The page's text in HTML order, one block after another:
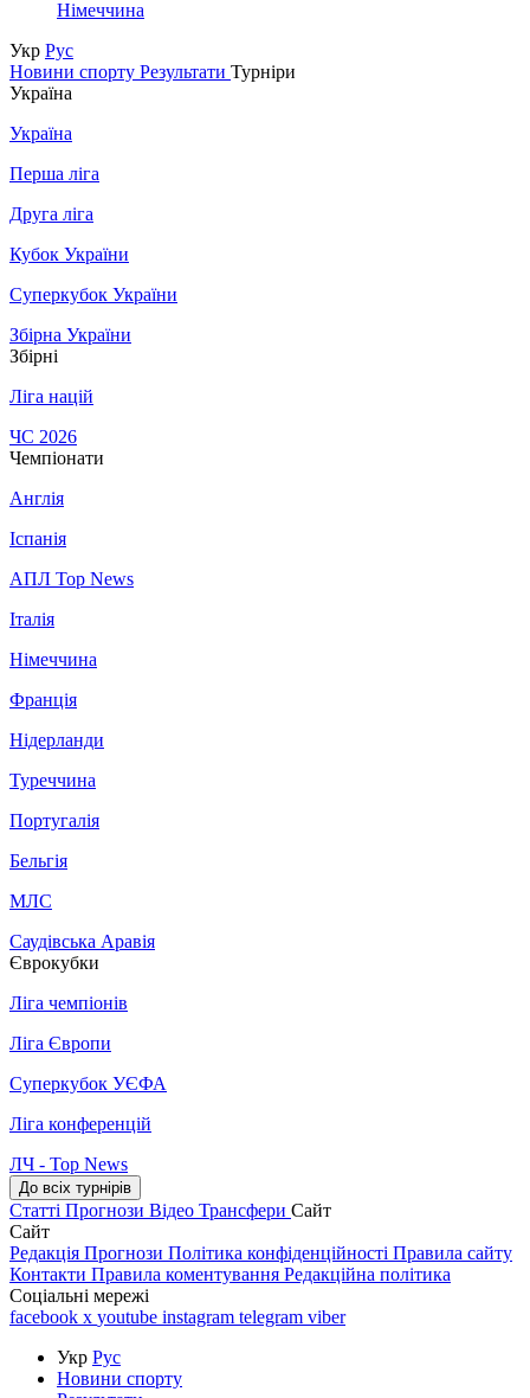
Німеччина
Укр Рус
Новини спорту Результати Турніри
Україна
Україна
Перша ліга
Друга ліга
Кубок України
Суперкубок України
Збірна України
Збірні
Ліга націй
ЧС 2026
Чемпіонати
Англія
Іспанія
АПЛ Top News
Італія
Німеччина
Франція
Нідерланди
Туреччина
Португалія
Бельгія
МЛС
Саудівська Аравія
Єврокубки
Ліга чемпіонів
Ліга Європи
Суперкубок УЄФА
Ліга конференцій
ЛЧ - Top News
До всіх турнірів
Статті Прогнози Відео Трансфери Сайт
Сайт
Редакція Прогнози Політика конфіденційності Правила сайту
Контакти Правила коментування Редакційна політика
Соціальні мережі
facebook x youtube instagram telegram viber
Укр Рус
Новини спорту